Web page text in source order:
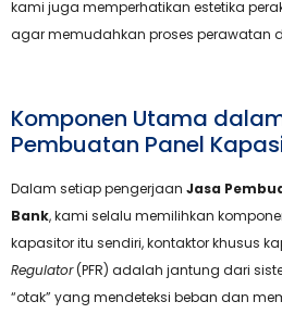
kami juga memperhatikan estetika
agar memudahkan proses perawatan
Komponen Utama
Pembuatan Panel
Dalam setiap pengerjaan Jasa
Bank, kami selalu memilihkan
kapasitor itu sendiri, kontaktor khusus
Regulator(PFR) adalah jantung dari
“otak” yang mendeteksi beban dan